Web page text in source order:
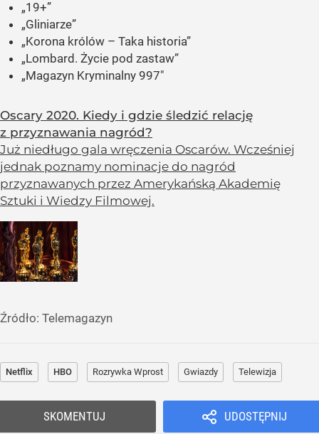
„19+”
„Gliniarze”
„Korona królów – Taka historia”
„Lombard. Życie pod zastaw”
„Magazyn Kryminalny 997″
Oscary 2020. Kiedy i gdzie śledzić relację
z przyznawania nagród?
Już niedługo gala wręczenia Oscarów. Wcześniej
jednak poznamy nominacje do nagród
przyznawanych przez Amerykańską Akademię
Sztuki i Wiedzy Filmowej.
Źródło: Telemagazyn
Netflix HBO Rozrywka Wprost Gwiazdy Telewizja
UDOSTĘPNIJ
SKOMENTUJ